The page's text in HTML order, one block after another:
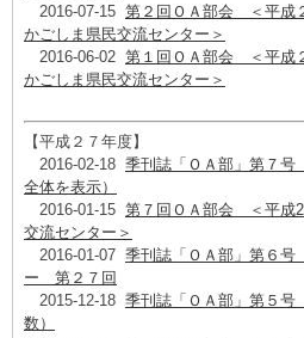
2016-07-15 第２回ＯＡ部会 ＜平成
かごしま県民交流センター＞
2016-06-02 第１回ＯＡ部会 ＜平成
かごしま県民交流センター＞
【平成２７年度】
2016-02-18 季刊誌「ＯＡ部」第７
全体を表示）
2016-01-15 第７回ＯＡ部会 ＜平成
交流センター＞
2016-01-07 季刊誌「ＯＡ部」第６
ー 第２７回
2015-12-18 季刊誌「ＯＡ部」第５
数）